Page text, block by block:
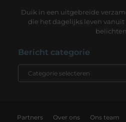
Duik in een uitgebreide
die het dagelijks leven
Bericht categorie
Partners Over ons Ons team